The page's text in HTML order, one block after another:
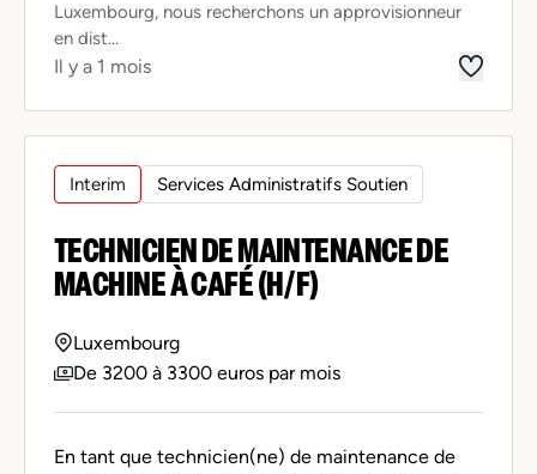
Luxembourg, nous recherchons un approvisionneur
en dist...
Il y a 1 mois
Interim Services Administratifs Soutien
TECHNICIEN DE MAINTENANCE DE
MACHINE À CAFÉ (H/F)
Luxembourg
De 3200 à 3300 euros par mois
En tant que technicien(ne) de maintenance de